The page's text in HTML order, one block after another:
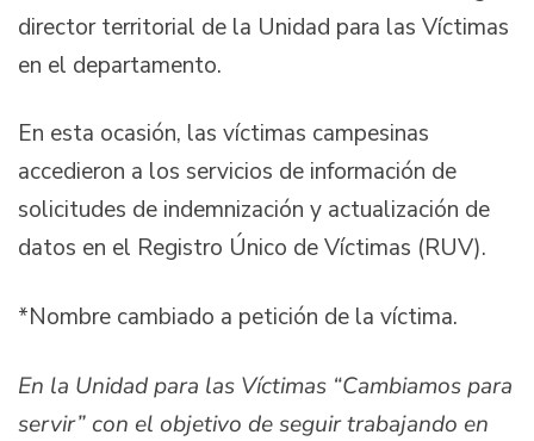
director territorial de la Unidad para las Víctimas
en el departamento.
En esta ocasión, las víctimas campesinas
accedieron a los servicios de información de
solicitudes de indemnización y actualización de
datos en el Registro Único de Víctimas (RUV).
*Nombre cambiado a petición de la víctima.
En la Unidad para las Víctimas “Cambiamos para
servir” con el objetivo de seguir trabajando en